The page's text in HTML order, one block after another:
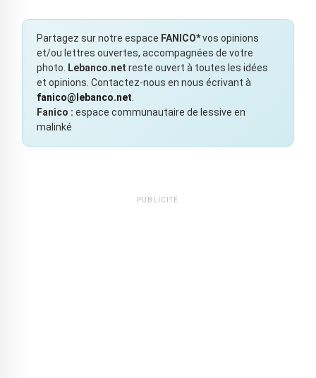
Partagez sur notre espace FANICO*vos opinions
et/ou lettres ouvertes, accompagnées de votre
photo.
Lebanco.net reste ouvert à toutes les idées
et opinions. Contactez-nous en nous écrivant à
fanico@lebanco.net
Fanico : espace communautaire de lessive en
malinké
PUBLICITÉ